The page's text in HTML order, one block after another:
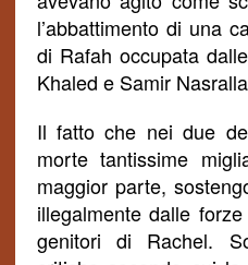
l’abbattimento di una
di Rafah occupata
Khaled e Samir
Il fatto che nei due
morte tantissime
maggior parte,
illegalmente dalle
genitori di Rachel.